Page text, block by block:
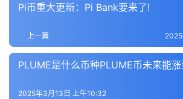
Pi币重大更新：Pi Bank要来了!
上一篇
PLUME是什么币种PLUME币未来能
2025年3月13日 上午10:32